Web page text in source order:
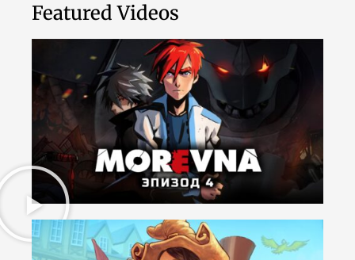
Featured Videos